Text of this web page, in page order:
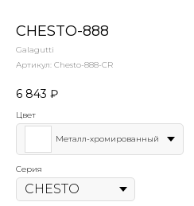
CHESTO-888
Galagutti
Артикул: Chesto-888-CR
6 843 ₽
Цвет
Металл-хромированный
Серия